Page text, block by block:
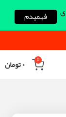
0 ۰تومان
فهمیدم